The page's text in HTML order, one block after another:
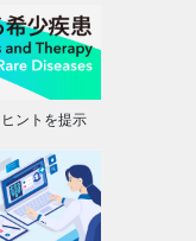
ントを提示